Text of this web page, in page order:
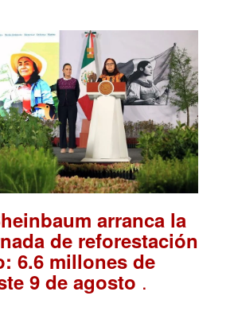
arranca la
de reforestación
6.6 millones de
9 de agosto .